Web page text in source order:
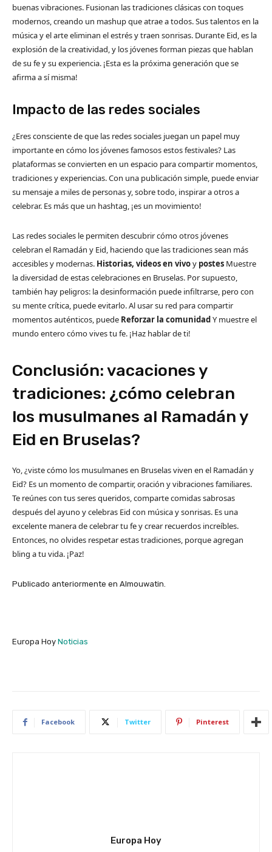
buenas vibraciones. Fusionan las tradiciones clásicas con toques
modernos, creando un mashup que atrae a todos. Sus talentos en la
música y el arte eliminan el estrés y traen sonrisas. Durante Eid, es la
explosión de la creatividad, y los jóvenes forman piezas que hablan
de su fe y su experiencia. ¡Esta es la próxima generación que se
afirma a sí misma!
Impacto de las redes sociales
¿Eres consciente de que las redes sociales juegan un papel muy
importante en cómo los jóvenes famosos estos festivales? Las
plataformas se convierten en un espacio para compartir momentos,
tradiciones y experiencias. Con una publicación simple, puede enviar
su mensaje a miles de personas y, sobre todo, inspirar a otros a
celebrar. Es más que un hashtag, ¡es un movimiento!
Las redes sociales le permiten descubrir cómo otros jóvenes
celebran el Ramadán y Eid, haciendo que las tradiciones sean más
accesibles y modernas. Historias, videos en vivoy postes Muestre
la diversidad de estas celebraciones en Bruselas. Por supuesto,
también hay peligros: la desinformación puede infiltrarse, pero con
su mente crítica, puede evitarlo. Al usar su red para compartir
momentos auténticos, puede Reforzar la comunidad Y muestre el
mundo entero cómo vives tu fe. ¡Haz hablar de ti!
Conclusión: vacaciones y
tradiciones: ¿cómo celebran
los musulmanes al Ramadán y
Eid en Bruselas?
Yo, ¿viste cómo los musulmanes en Bruselas viven en el Ramadán y
Eid? Es un momento de compartir, oración y vibraciones familiares.
Te reúnes con tus seres queridos, comparte comidas sabrosas
después del ayuno y celebras Eid con música y sonrisas. Es una
excelente manera de celebrar tu fe y crear recuerdos increíbles.
Entonces, no olvides respetar estas tradiciones, porque agregan
bling a tu vida. ¡Paz!
Publicado anteriormente en Almouwatin.
Europa Hoy Noticias
Facebook Twitter Pinterest
Europa Hoy